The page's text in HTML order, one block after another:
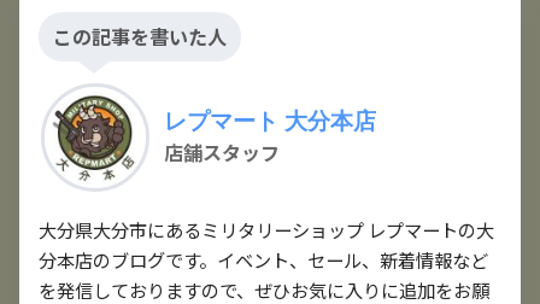
この記事を書いた人
レプマート 大分本店
店舗スタッフ
大分県大分市にあるミリタリーショップ レプマートの大
分本店のブログです。イベント、セール、新着情報など
を発信しておりますので、ぜひお気に入りに追加をお願